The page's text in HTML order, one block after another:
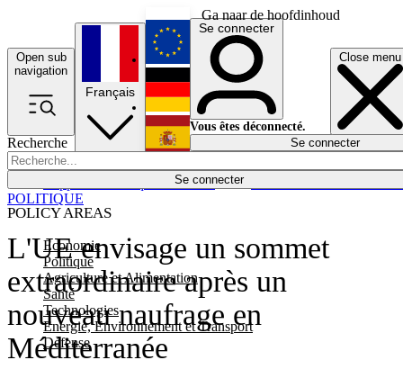
Ga naar de hoofdinhoud
Open sub
navigation
Close menu
Recherche
Se connecter
POLICY AREAS
Economie
Politique
Agriculture et Alimentation
Santé
Technologies
Energie, Environnement et Transport
Défense
Économie
Français
English
Deutsch
Español
Se connecter
Vous êtes déconnecté.
Se connecter
L'UE envisage un sommet
extraordinaire après un
nouveau naufrage en
Méditerranée
POLITIQUE